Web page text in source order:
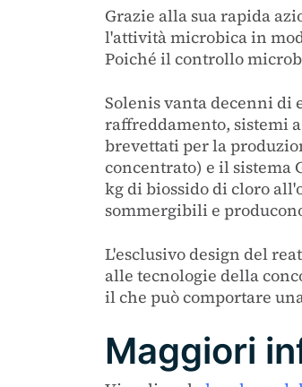
Grazie alla sua rapida
l'attività microbica in
Poiché il controllo
Solenis vanta decenni
raffreddamento, sistemi
brevettati per la
concentrato) e il sistema
kg di biossido di cloro
sommergibili e
L'esclusivo design del
alle tecnologie della
il che può comportare
Maggiori